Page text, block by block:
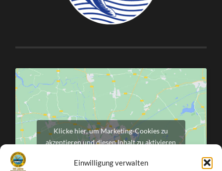
Einwilligung verwalten
Klicke hier, um Marketing-Cookies zu
akzeptieren und diesen Inhalt zu aktivieren